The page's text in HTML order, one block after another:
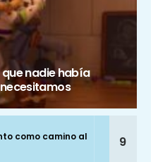
que nadie había
como camino al
9